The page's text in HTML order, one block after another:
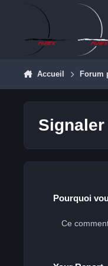
Aller au contenu
Accueil Forum
Signaler
Pourquoi